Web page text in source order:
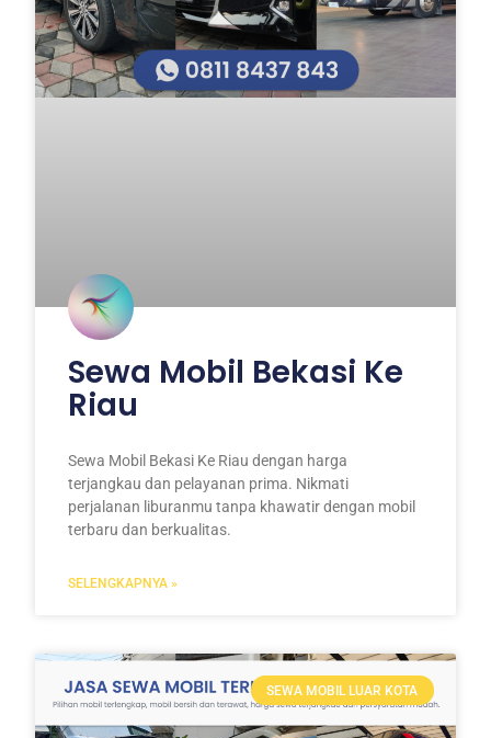
Sewa Mobil Bekasi Ke
Riau
Sewa Mobil Bekasi Ke Riau dengan harga
terjangkau dan pelayanan prima. Nikmati
perjalanan liburanmu tanpa khawatir dengan mobil
terbaru dan berkualitas.
SELENGKAPNYA »
SEWA MOBIL LUAR KOTA